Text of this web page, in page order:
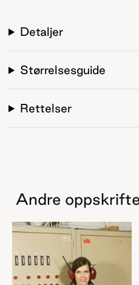
Detaljer
Størrelsesguide
Rettelser
Andre